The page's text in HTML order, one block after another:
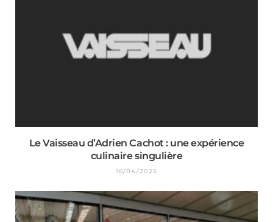
Le Vaisseau d’Adrien Cachot : une expérience
culinaire singulière
16/04/2025